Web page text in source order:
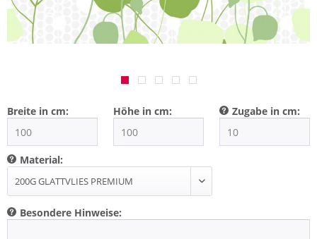
Breite in cm: Höhe in cm: Zugabe in cm:
Material:
Besondere Hinweise: